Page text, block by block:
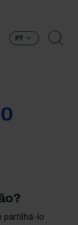
PT
partilhá-lo